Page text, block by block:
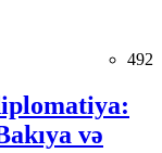
492
və